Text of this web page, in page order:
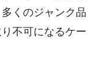
くのジャンク品
不可になるケー